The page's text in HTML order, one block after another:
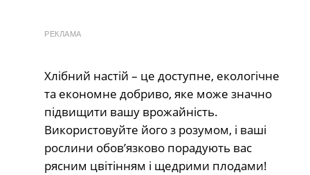
РЕКЛАМА
Хлібний настій – це доступне, екологічне
та економне добриво, яке може значно
підвищити вашу врожайність.
Використовуйте його з розумом, і ваші
рослини обов’язково порадують вас
рясним цвітінням і щедрими плодами!